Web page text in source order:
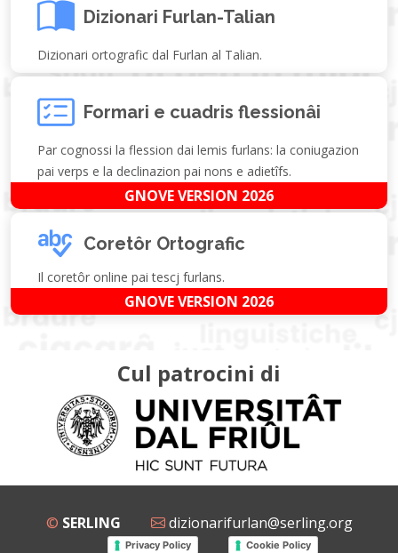
Dizionari Furlan-Talian
Dizionari ortografic dal Furlan al Talian.
Formari e cuadris flessionâi
Par cognossi la flession dai lemis furlans: la coniugazion
pai verps e la declinazion pai nons e adietîfs.
GNOVE VERSION 2026
Coretôr Ortografic
Il coretôr online pai tescj furlans.
GNOVE VERSION 2026
Cul patrocini di
© SERLING dizionarifurlan@serling.org
Privacy Policy Cookie Policy